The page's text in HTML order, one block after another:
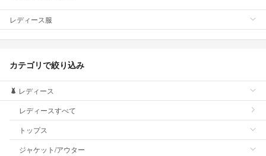
レディース服
カテゴリで絞り込み
レディース
レディースすべて
トップス
ジャケット/アウター